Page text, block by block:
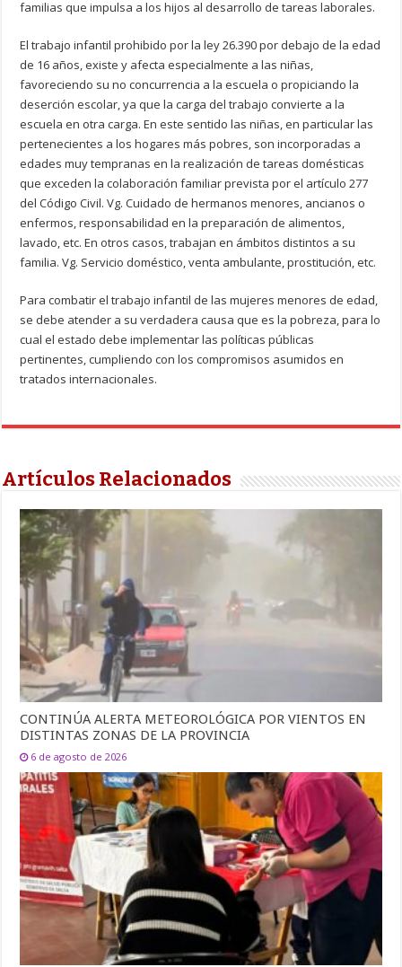
familias que impulsa a los hijos al desarrollo de tareas laborales.
El trabajo infantil prohibido por la ley 26.390 por debajo de la edad
de 16 años, existe y afecta especialmente a las niñas,
favoreciendo su no concurrencia a la escuela o propiciando la
deserción escolar, ya que la carga del trabajo convierte a la
escuela en otra carga. En este sentido las niñas, en particular las
pertenecientes a los hogares más pobres, son incorporadas a
edades muy tempranas en la realización de tareas domésticas
que exceden la colaboración familiar prevista por el artículo 277
del Código Civil. Vg. Cuidado de hermanos menores, ancianos o
enfermos, responsabilidad en la preparación de alimentos,
lavado, etc. En otros casos, trabajan en ámbitos distintos a su
familia. Vg. Servicio doméstico, venta ambulante, prostitución, etc.
Para combatir el trabajo infantil de las mujeres menores de edad,
se debe atender a su verdadera causa que es la pobreza, para lo
cual el estado debe implementar las políticas públicas
pertinentes, cumpliendo con los compromisos asumidos en
tratados internacionales.
Artículos Relacionados
CONTINÚA ALERTA METEOROLÓGICA POR VIENTOS EN
DISTINTAS ZONAS DE LA PROVINCIA
6 de agosto de 2026